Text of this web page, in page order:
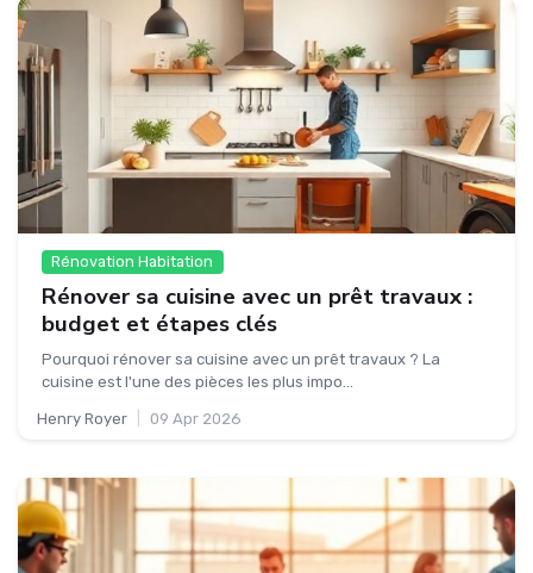
Rénovation Habitation
Rénover sa cuisine avec un prêt travaux :
budget et étapes clés
Pourquoi rénover sa cuisine avec un prêt travaux ? La
cuisine est l'une des pièces les plus impo...
Henry Royer 09 Apr 2026